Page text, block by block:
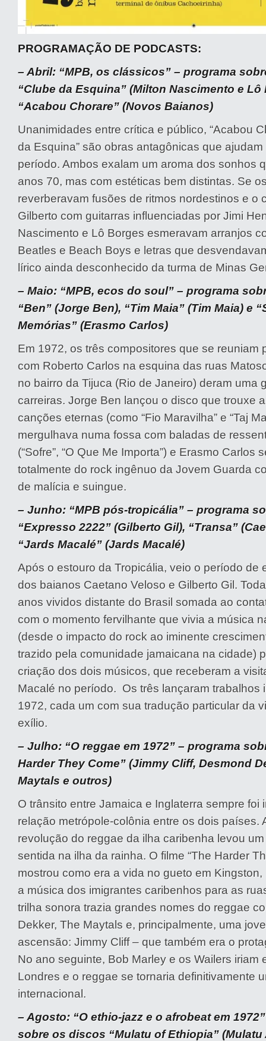
PROGRAMAÇÃO DE PODCASTS:
– Abril: “MPB, os clássicos” – programa
“Clube da Esquina” (Milton Nascimento e Lô
“Acabou Chorare” (Novos Baianos)
Unanimidades entre crítica e público, “Acabou
da Esquina” são obras antagônicas que
período. Ambos exalam um aroma dos sonhos
anos 70, mas com estéticas bem distintas. Se
reverberavam fusões de ritmos nordestinos e o
Gilberto com guitarras influenciadas por Jimi
Nascimento e Lô Borges esmeravam arranjos
Beatles e Beach Boys e letras que
lírico ainda desconhecido da turma de Minas
– Maio: “MPB, ecos do soul” – programa
“Ben” (Jorge Ben), “Tim Maia” (Tim Maia) e
Memórias” (Erasmo Carlos)
Em 1972, os três compositores que se reuniam
com Roberto Carlos na esquina das ruas
no bairro da Tijuca (Rio de Janeiro) deram uma
carreiras. Jorge Ben lançou o disco que trouxe
canções eternas (como “Fio Maravilha” e “Taj
mergulhava numa fossa com baladas de
(“Sofre”, “O Que Me Importa”) e Erasmo Carlos
totalmente do rock ingênuo da Jovem Guarda
de malícia e suingue.
– Junho: “MPB pós-tropicália” – programa
“Expresso 2222” (Gilberto Gil), “Transa”
“Jards Macalé” (Jards Macalé)
Após o estouro da Tropicália, veio o período de
dos baianos Caetano Veloso e Gilberto Gil.
anos vividos distante do Brasil somada ao
com o momento fervilhante que vivia a música
(desde o impacto do rock ao iminente
trazido pela comunidade jamaicana na cidade)
criação dos dois músicos, que receberam a
Macalé no período. Os três lançaram trabalhos
1972, cada um com sua tradução particular da
exílio.
– Julho: “O reggae em 1972” – programa
Harder They Come” (Jimmy Cliff, Desmond
Maytals e outros)
O trânsito entre Jamaica e Inglaterra sempre foi
relação metrópole-colônia entre os dois países.
revolução do reggae da ilha caribenha levou
sentida na ilha da rainha. O filme “The Harder
mostrou como era a vida no gueto em
a música dos imigrantes caribenhos para as
trilha sonora trazia grandes nomes do reggae
Dekker, The Maytals e, principalmente, uma
ascensão: Jimmy Cliff – que também era o
No ano seguinte, Bob Marley e os Wailers iriam
Londres e o reggae se tornaria definitivamente
internacional.
– Agosto: “O ethio-jazz e o afrobeat em
sobre os discos “Mulatu of Ethiopia” (Mulatu